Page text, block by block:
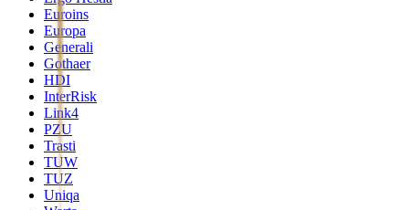
Euroins
Europa
Generali
Gothaer
HDI
InterRisk
Link4
PZU
Trasti
TUW
TUZ
Uniqa